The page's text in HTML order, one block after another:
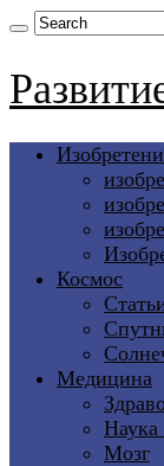
Космос
Медицина
Мозг